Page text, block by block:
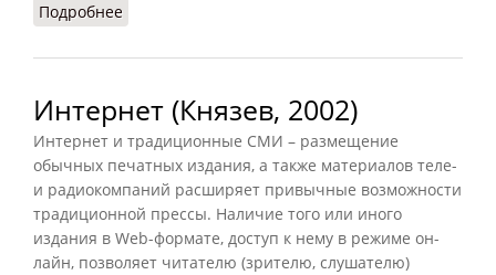
Подробнее
Интернет (Князев, 2002)
Интернет и традиционные СМИ – размещение
обычных печатных издания, а также материалов теле-
и радиокомпаний расширяет привычные возможности
традиционной прессы. Наличие того или иного
издания в Web-формате, доступ к нему в режиме он-
лайн, позволяет читателю (зрителю, слушателю)